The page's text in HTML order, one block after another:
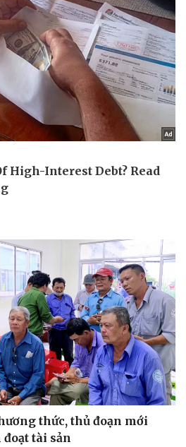
thức, thủ đoạn mới
tài sản